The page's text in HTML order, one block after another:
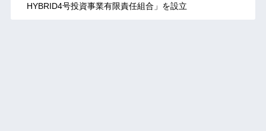
HYBRID4号投資事業有限責任組合」を設立